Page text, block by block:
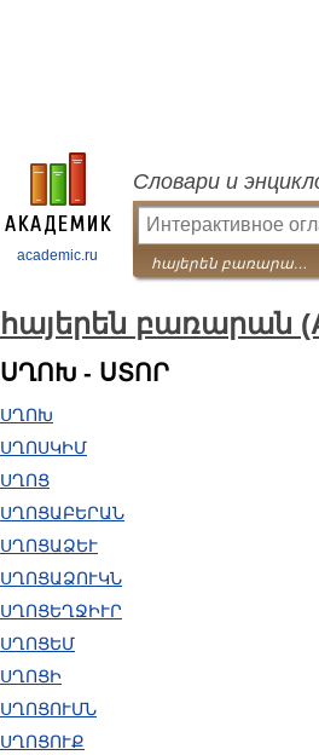
academic.ru
Словари и
հայերեն բառարան (Armenian dictionary)
հայերեն բառարան
ՍՂՈԽ - ՍՏՈՐ
ՍՂՈԽ
ՍՂՈՍԿԻՄ
ՍՂՈՑ
ՍՂՈՑԱԲԵՐԱՆ
ՍՂՈՑԱՁԵՒ
ՍՂՈՑԱՁՈՒԿՆ
ՍՂՈՑԵՂՋԻՒՐ
ՍՂՈՑԵՄ
ՍՂՈՑԻ
ՍՂՈՑՈՒՄՆ
ՍՂՈՑՈՒՔ